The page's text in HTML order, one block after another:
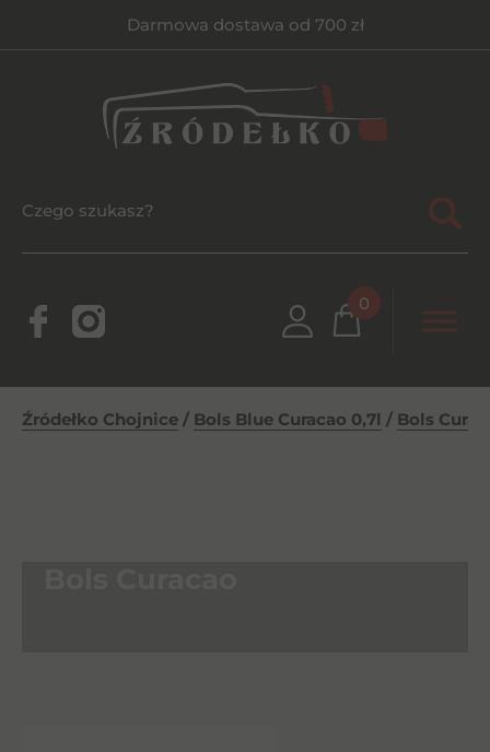
Darmowa dostawa od 700 zł
0
Źródełko Chojnice / Bols Blue Curacao 0,7l / Bols